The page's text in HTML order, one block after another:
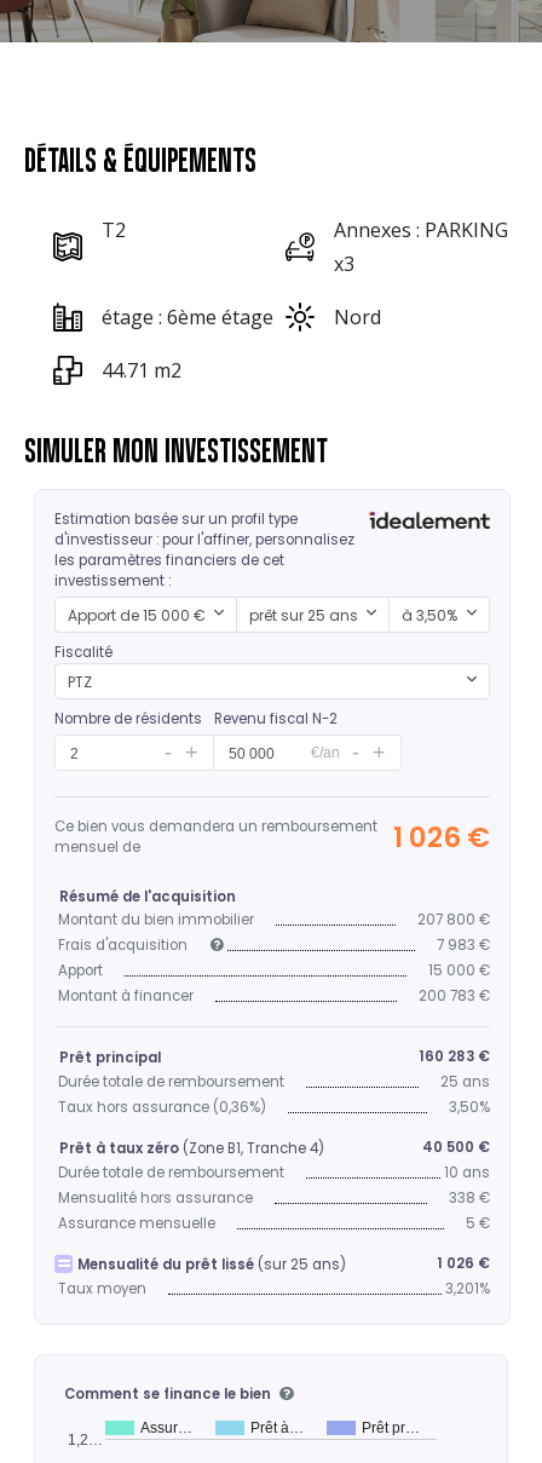
DÉTAILS & ÉQUIPEMENTS
T2
Annexes : PARKING
x3
étage : 6ème étage
Nord
44.71 m2
SIMULER MON INVESTISSEMENT